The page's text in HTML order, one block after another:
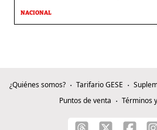
NACIONAL
¿Quiénes somos? Tarifario GESE
Puntos de venta
Términos